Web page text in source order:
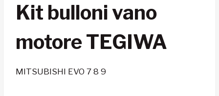
Kit bulloni vano
motore TEGIWA
MITSUBISHI EVO 7 8 9